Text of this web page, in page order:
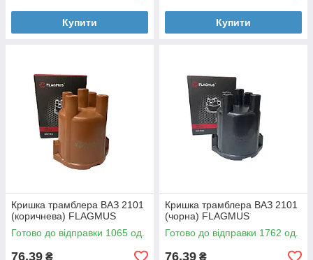
Купити Купити
Кришка трамблера ВАЗ 2101
(коричнева) FLAGMUS
Готово до відправки 1065 од.
76,39 ₴
Кришка трамблера ВАЗ 2101
(чорна) FLAGMUS
Готово до відправки 1762 од.
76,39 ₴